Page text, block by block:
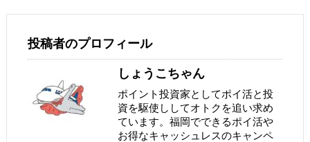
投稿者のプロフィール
しょうこちゃん
ポイント投資家としてポイ活と投
資を駆使ししてオトクを追い求め
ています。福岡でできるポイ活や
お得なキャッシュレスのキャンペ